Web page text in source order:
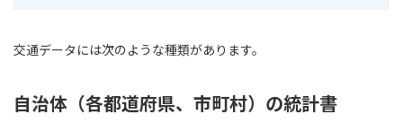
交通データには次のような種類があります。
自治体（各都道府県、市町村）の統計書